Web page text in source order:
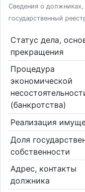
Сведения о
государственный
Статус дела,
прекращения
Процедура
экономической
(банкротства)
Реализация
Доля
собственности
Адрес, контакты
должника